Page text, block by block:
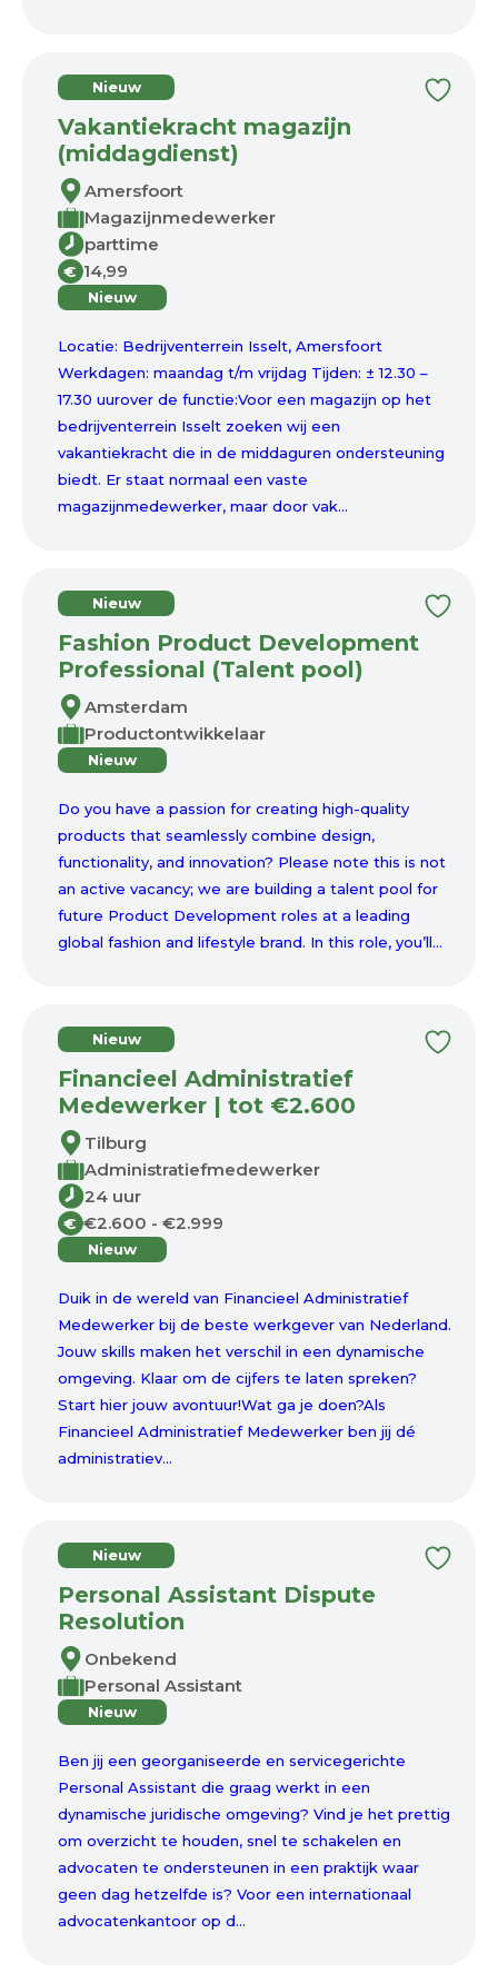
Nieuw
Vakantiekracht magazijn
(middagdienst)
Amersfoort
Magazijnmedewerker
parttime
€ 14,99
Nieuw
Locatie: Bedrijventerrein Isselt, Amersfoort
Werkdagen: maandag t/m vrijdag Tijden: ± 12.30 –
17.30 uurover de functie:Voor een magazijn op het
bedrijventerrein Isselt zoeken wij een
vakantiekracht die in de middaguren ondersteuning
biedt. Er staat normaal een vaste
magazijnmedewerker, maar door vak...
Nieuw
Fashion Product Development
Professional (Talent pool)
Amsterdam
Productontwikkelaar
Nieuw
Do you have a passion for creating high-quality
products that seamlessly combine design,
functionality, and innovation? Please note this is not
an active vacancy; we are building a talent pool for
future Product Development roles at a leading
global fashion and lifestyle brand. In this role, you’ll...
Nieuw
Financieel Administratief
Medewerker | tot €2.600
Tilburg
Administratiefmedewerker
24 uur
€ €2.600 - €2.999
Nieuw
Duik in de wereld van Financieel Administratief
Medewerker bij de beste werkgever van Nederland.
Jouw skills maken het verschil in een dynamische
omgeving. Klaar om de cijfers te laten spreken?
Start hier jouw avontuur!Wat ga je doen?Als
Financieel Administratief Medewerker ben jij dé
administratiev...
Nieuw
Personal Assistant Dispute
Resolution
Onbekend
Personal Assistant
Nieuw
Ben jij een georganiseerde en servicegerichte
Personal Assistant die graag werkt in een
dynamische juridische omgeving? Vind je het prettig
om overzicht te houden, snel te schakelen en
advocaten te ondersteunen in een praktijk waar
geen dag hetzelfde is? Voor een internationaal
advocatenkantoor op d...